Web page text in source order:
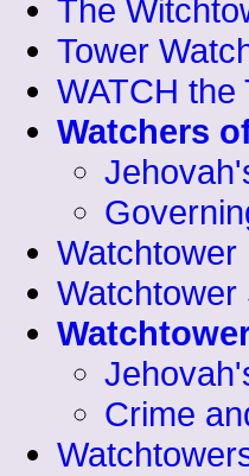
The
Tower
WATCH the
Watchers
Watchtower
Watchtower
Crime